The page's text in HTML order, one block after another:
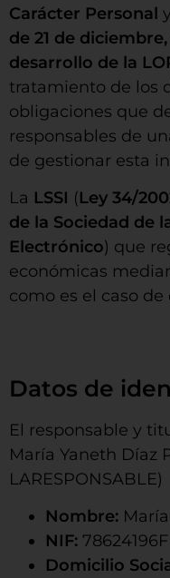
Carácter Personal y
de 21 de
desarrollo de la
tratamiento de los
obligaciones que
responsables de
de gestionar esta
La LSSI (Ley 34/
de la Sociedad de
Electrónico) que
económicas
como es el caso de
Datos de
El responsable y
María Yaneth Díaz
LARESPONSABLE)
Nombre:
NIF: 78624196F
Domicilio